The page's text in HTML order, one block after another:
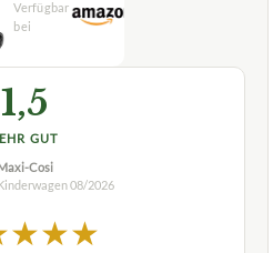
1,5
GUT
Cosi
08/2026
★★★